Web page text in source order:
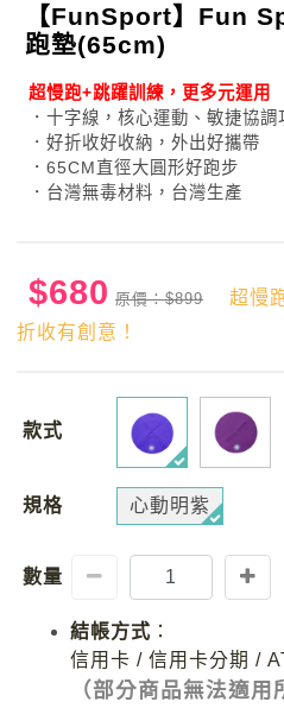
【FunSport】Fun
跑墊(65cm)
超慢跑+跳躍訓練，更多元運用
．十字線，核心運動、敏捷協調
．好折收好收納，外出好攜帶
．65CM直徑大圓形好跑步
．台灣無毒材料，台灣生產
$680 原價：$899
超慢
折收有創意！
款式
規格 心動明紫
數量
結帳方式 ：
信用卡 / 信用卡分期 /
（部分商品無法適用